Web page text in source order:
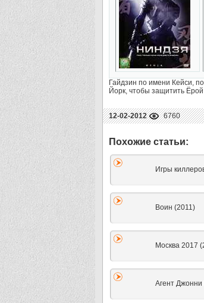
Гайдзин по имени Кейси,
Йорк, чтобы защитить
12-02-2012 6760
Игры
Воин (2011)
Москва 2017
Агент Джонни